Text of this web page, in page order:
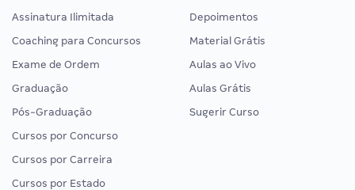
Assinatura Ilimitada
Coaching para Concursos
Exame de Ordem
Graduação
Pós-Graduação
Cursos por Concurso
Cursos por Carreira
Cursos por Estado
Depoimentos
Material Grátis
Aulas ao Vivo
Aulas Grátis
Sugerir Curso